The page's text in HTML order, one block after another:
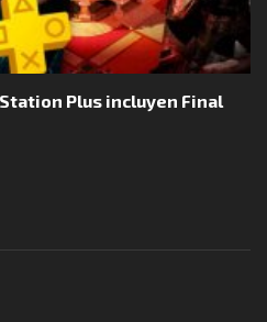
Plus incluyen Final